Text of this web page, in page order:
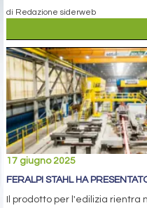
di Redazione siderweb
17 giugno 2025
FERALPI STAHL HA
Il prodotto per l'edilizia